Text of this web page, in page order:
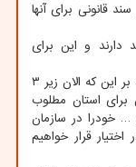
قانونی برای آنها
سند دارند و این برای
و املاک کشور با تأکید بر این که الان زیر ۳
برای استان مطلوب
… خودرا در سازمان
قرار خواهیم